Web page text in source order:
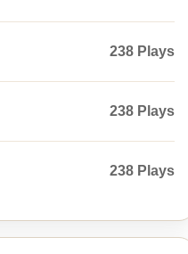
238 Plays
238 Plays
238 Plays